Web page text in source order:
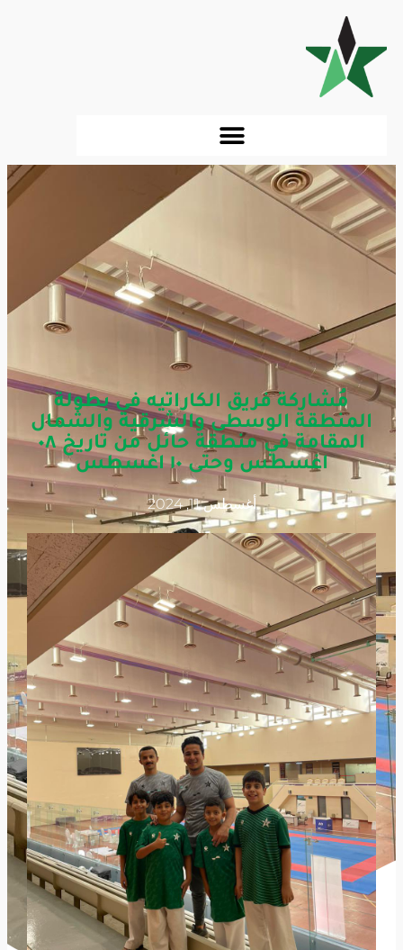
مُشاركة فريق الكاراتيه في بطولة
المنطقة الوسطى والشرقية والشمال
المقامة في منطقة حائل من تاريخ ٠٨
اغسطس وحتى ١٠ اغسطس
أغسطس 11, 2024